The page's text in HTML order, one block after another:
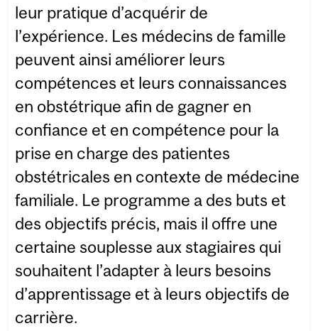
leur pratique d’acquérir de
l’expérience. Les médecins de famille
peuvent ainsi améliorer leurs
compétences et leurs connaissances
en obstétrique afin de gagner en
confiance et en compétence pour la
prise en charge des patientes
obstétricales en contexte de médecine
familiale. Le programme a des buts et
des objectifs précis, mais il offre une
certaine souplesse aux stagiaires qui
souhaitent l’adapter à leurs besoins
d’apprentissage et à leurs objectifs de
carrière.